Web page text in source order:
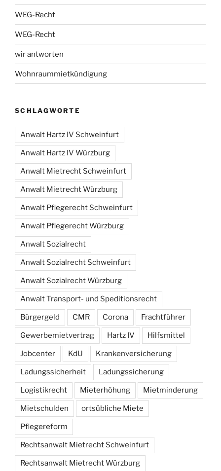
WEG-Recht
WEG-Recht
wir antworten
Wohnraummietkündigung
SCHLAGWORTE
Anwalt Hartz IV Schweinfurt
Anwalt Hartz IV Würzburg
Anwalt Mietrecht Schweinfurt
Anwalt Mietrecht Würzburg
Anwalt Pflegerecht Schweinfurt
Anwalt Pflegerecht Würzburg
Anwalt Sozialrecht
Anwalt Sozialrecht Schweinfurt
Anwalt Sozialrecht Würzburg
Anwalt Transport- und Speditionsrecht
Bürgergeld CMR Corona Frachtführer
Gewerbemietvertrag Hartz IV Hilfsmittel
Jobcenter KdU Krankenversicherung
Ladungssicherheit Ladungssicherung
Logistikrecht Mieterhöhung Mietminderung
Mietschulden ortsübliche Miete
Pflegereform
Rechtsanwalt Mietrecht Schweinfurt
Rechtsanwalt Mietrecht Würzburg